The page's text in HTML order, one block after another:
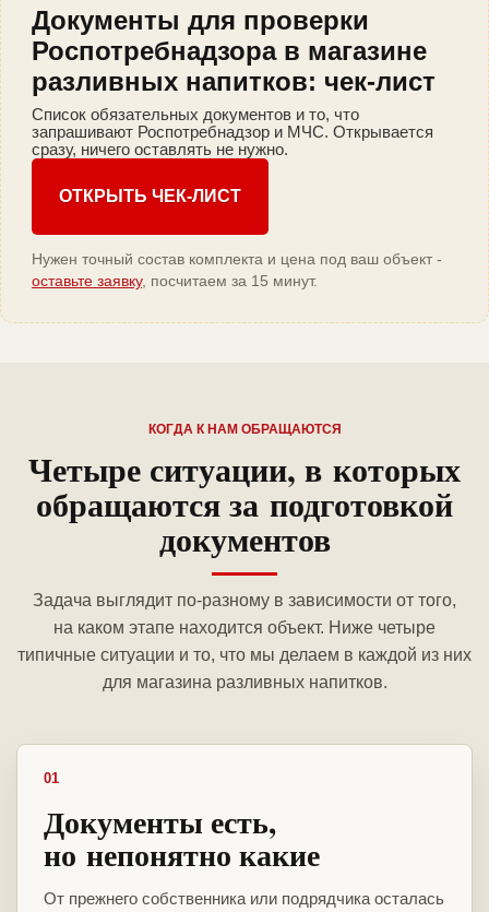
Документы для проверки
Роспотребнадзора в магазине
разливных напитков: чек-лист
Список обязательных документов и то, что
запрашивают Роспотребнадзор и МЧС. Открывается
сразу, ничего оставлять не нужно.
ОТКРЫТЬ ЧЕК-ЛИСТ
Нужен точный состав комплекта и цена под ваш объект -
оставьте заявку, посчитаем за 15 минут.
КОГДА К НАМ ОБРАЩАЮТСЯ
Четыре ситуации, в которых
обращаются за подготовкой
документов
Задача выглядит по-разному в зависимости от того,
на каком этапе находится объект. Ниже четыре
типичные ситуации и то, что мы делаем в каждой из них
для магазина разливных напитков.
01
Документы есть,
но непонятно какие
От прежнего собственника или подрядчика осталась